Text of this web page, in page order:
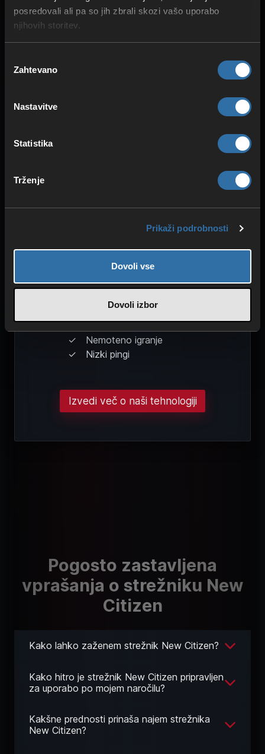
posredovali ali pa so jih zbrali skozi vašo uporabo
njihovih storitev.
soglasja
Zahtevano
Nastavitve
Statistika
Trženje
Prikaži podrobnosti
Dovoli vse
Dovoli izbor
VRHUNSKA ZMOGLJIVOST
Optimizirane komponente
Nemoteno igranje
Nizki pingi
Izvedi več o naši tehnologiji
Pogosto zastavljena
vprašanja o strežniku New
Citizen
Kako lahko zaženem strežnik New Citizen?
Kako hitro je strežnik New Citizen pripravljen
za uporabo po mojem naročilu?
Kakšne prednosti prinaša najem strežnika
New Citizen?